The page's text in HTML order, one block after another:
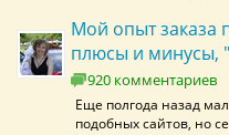
Мой опыт заказа
плюсы и минусы,
920 комментариев
Еще полгода назад
подобных сайтов, но